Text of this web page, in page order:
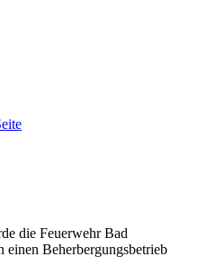
die Feuerwehr Bad
Beherbergungsbetrieb